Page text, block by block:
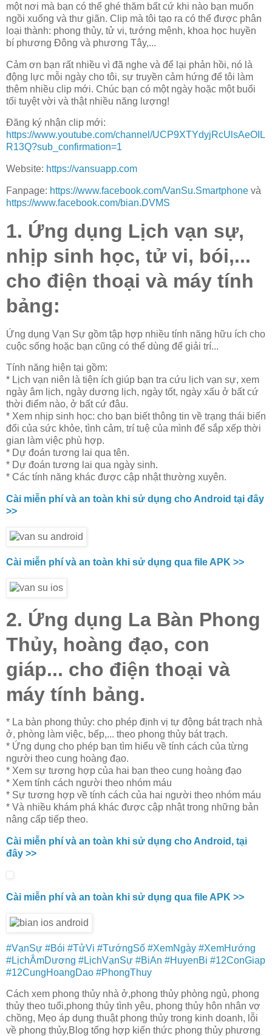
một nơi mà bạn có thể ghé thăm bất cứ khi nào bạn muốn
ngồi xuống và thư giãn. Clip mà tôi tạo ra có thể được phân
loại thành: phong thủy, tử vi, tướng mệnh, khoa học huyền
bí phương Đông và phương Tây,...
Cảm ơn bạn rất nhiều vì đã nghe và để lại phản hồi, nó là
động lực mỗi ngày cho tôi, sự truyền cảm hứng để tôi làm
thêm nhiều clip mới. Chúc bạn có một ngày hoặc một buổi
tối tuyệt vời và thật nhiều năng lượng!
Đăng ký nhận clip mới:
https://www.youtube.com/channel/UCP9XTYdyjRcUlsAeOIL
R13Q?sub_confirmation=1
Website: https://vansuapp.com
Fanpage: https://www.facebook.com/VanSu.Smartphone và
https://www.facebook.com/bian.DVMS
1. Ứng dụng Lịch vạn sự,
nhịp sinh học, tử vi, bói,...
cho điện thoại và máy tính
bảng:
Ứng dụng Vạn Sự gồm tập hợp nhiều tính năng hữu ích cho
cuộc sống hoặc bạn cũng có thể dùng để giải trí...
Tính năng hiện tại gồm:
* Lịch vạn niên là tiện ích giúp bạn tra cứu lịch vạn sự, xem
ngày âm lịch, ngày dương lịch, ngày tốt, ngày xấu ở bất cứ
thời điểm nào, ở bất cứ đâu.
* Xem nhịp sinh học: cho bạn biết thông tin về trạng thái biến
đổi của sức khỏe, tình cảm, trí tuệ của mình để sắp xếp thời
gian làm việc phù hợp.
* Dự đoán tương lai qua tên.
* Dự đoán tương lai qua ngày sinh.
* Các tính năng khác được cập nhật thường xuyên.
Cài miễn phí và an toàn khi sử dụng cho Android tại đây
>>
Cài miễn phí và an toàn khi sử dụng qua file APK >>
2. Ứng dụng La Bàn Phong
Thủy, hoàng đạo, con
giáp... cho điện thoại và
máy tính bảng.
* La bàn phong thủy: cho phép định vị tự động bát trạch nhà
ở, phòng làm việc, bếp,... theo phong thủy bát trạch.
* Ứng dụng cho phép bạn tìm hiểu về tính cách của từng
người theo cung hoàng đạo.
* Xem sự tương hợp của hai bạn theo cung hoàng đạo
* Xem tính cách người theo nhóm máu
* Sự tương hợp về tính cách của hai người theo nhóm máu
* Và nhiều khám phá khác được cập nhật trong những bản
nâng cấp tiếp theo.
Cài miễn phí và an toàn khi sử dụng cho Android, tại
đây >>
Cài miễn phí và an toàn khi sử dụng qua file APK >>
#VạnSự #Bói #TửVi #TướngSố #XemNgày #XemHướng
#LịchÂmDương #LịchVạnSự #BiAn #HuyenBi #12ConGiap
#12CungHoangDao #PhongThuy
Cách xem phong thủy nhà ở,phong thủy phòng ngủ, phong
thủy theo tuổi,phong thủy tình yêu, phong thủy hôn nhân vợ
chồng, Mẹo áp dụng thuật phong thủy trong kinh doanh, lỗi
về phong thủy,Blog tổng hợp kiến thức phong thủy phương